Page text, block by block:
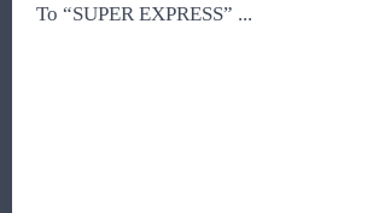
To “SUPER EXPRESS” ...